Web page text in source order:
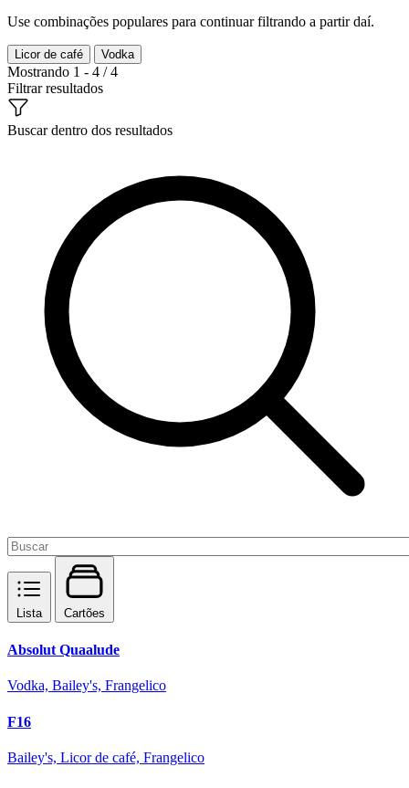
Use combinações populares para continuar filtrando a partir daí.
Licor de café Vodka
Mostrando 1 - 4 / 4
Filtrar resultados
Buscar dentro dos resultados
Lista Cartões
Absolut Quaalude
Vodka, Bailey's, Frangelico
F16
Bailey's, Licor de café, Frangelico